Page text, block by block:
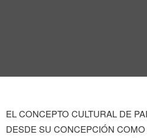
EL CONCEPTO CULTURAL DE
DESDE SU CONCEPCIÓN